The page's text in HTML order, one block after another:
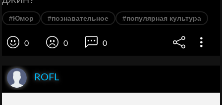
#Юмор #познавательное #популярная культура
0 0 0
ROFL